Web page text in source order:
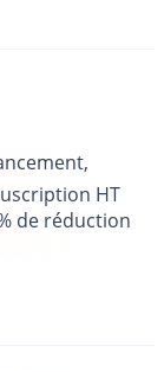
HT
de réduction